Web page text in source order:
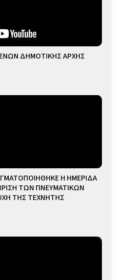
ΔΗΜΟΤΙΚΗΣ ΑΡΧΗΣ
Η ΗΜΕΡΙΔΑ
ΤΩΝ ΠΝΕΥΜΑΤΙΚΩΝ
ΤΗΣ ΤΕΧΝΗΤΗΣ